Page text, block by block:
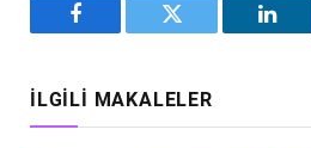
Facebook Twitter
İLGILI MAKALELER